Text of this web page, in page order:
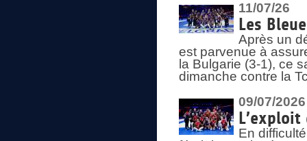
11/07/26
Les
Après un
est parvenue à
la Bulgarie (3-1), ce
dimanche contre la
09/07/2026
En